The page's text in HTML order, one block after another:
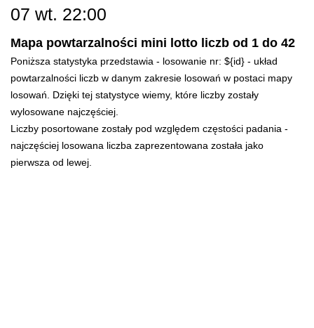
07 wt. 22:00
Mapa powtarzalności mini lotto liczb od 1 do 42
Poniższa statystyka przedstawia - losowanie nr: ${id} - układ
powtarzalności liczb w danym zakresie losowań w postaci mapy
losowań. Dzięki tej statystyce wiemy, które liczby zostały
wylosowane najczęściej.
Liczby posortowane zostały pod względem częstości padania -
najczęściej losowana liczba zaprezentowana została jako
pierwsza od lewej.